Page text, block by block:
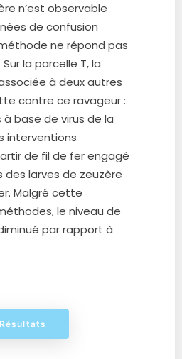
n’est observable
de confusion
ne répond pas
la parcelle T, la
à deux autres
contre ce ravageur :
base de virus de la
interventions
de fil de fer engagé
des larves de zeuzère
Malgré cette
le niveau de
par rapport à
Résultats